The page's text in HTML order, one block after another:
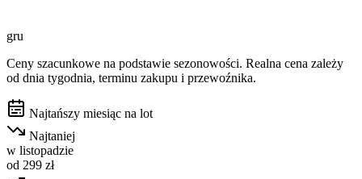
gru
Ceny szacunkowe na podstawie sezonowości. Realna cena zależy
od dnia tygodnia, terminu zakupu i przewoźnika.
Najtańszy miesiąc na lot
Najtaniej
w listopadzie
od 299 zł